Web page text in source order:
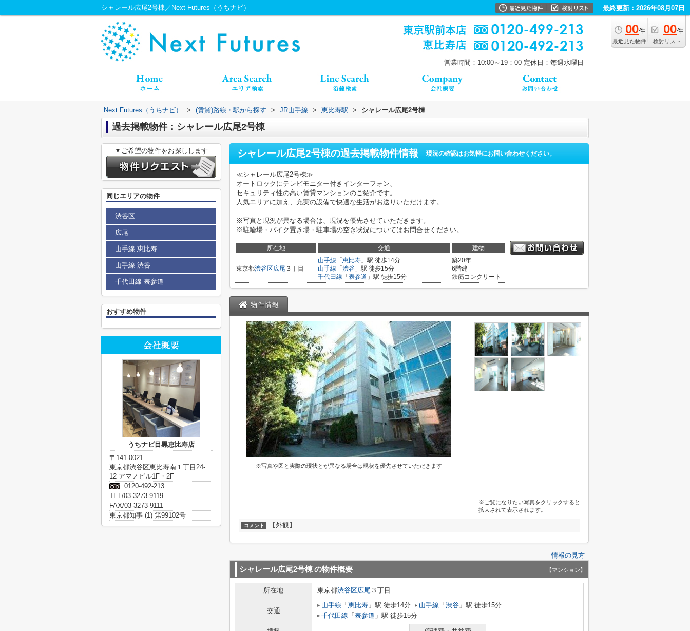
シャレール広尾2号棟／Next Futures（うちナビ） 最終更新：2026年08月07日
00件
最近見た物件
00件
検討リスト
営業時間：10:00～19：00 定休日：毎週水曜日
Next Futures（うちナビ） > (賃貸)路線・駅から探す > JR山手線 > 恵比寿駅 > シャレール広尾2号棟
過去掲載物件：シャレール広尾2号棟
シャレール広尾2号棟の過去掲載物件情報 現況の確認はお気軽にお問い合わせください。
≪シャレール広尾2号棟≫
オートロックにテレビモニター付きインターフォン、
セキュリティ性の高い賃貸マンションのご紹介です。
人気エリアに加え、充実の設備で快適な生活がお送りいただけます。
※写真と現況が異なる場合は、現況を優先させていただきます。
※駐輪場・バイク置き場・駐車場の空き状況についてはお問合せください。
所在地 交通 建物
東京都渋谷区広尾 ３丁目
山手線 「 恵比寿 」駅 徒歩14分
山手線 「 渋谷 」駅 徒歩15分
千代田線 「 表参道 」駅 徒歩15分
築20年
6階建
鉄筋コンクリート
物件情報
※写真や図と実際の現状とが異なる場合は現状を優先させていただきます
※ご覧になりたい写真をクリックすると
拡大されて表示されます。
コメント 【外観】
情報の見方
シャレール広尾2号棟の物件概要 【マンション】
所在地 東京都渋谷区広尾 ３丁目
交通
山手線 「 恵比寿 」駅 徒歩14分 山手線 「 渋谷 」駅 徒歩15分
千代田線 「 表参道 」駅 徒歩15分
▼ご希望の物件をお探しします
同じエリアの物件
渋谷区
広尾
山手線 恵比寿
山手線 渋谷
千代田線 表参道
おすすめ物件
うちナビ目黒恵比寿店
〒141-0021
東京都渋谷区恵比寿南１丁目24-
12 アマノビル1F・2F
0120-492-213
TEL/03-3273-9119
FAX/03-3273-9111
東京都知事 (1) 第99102号